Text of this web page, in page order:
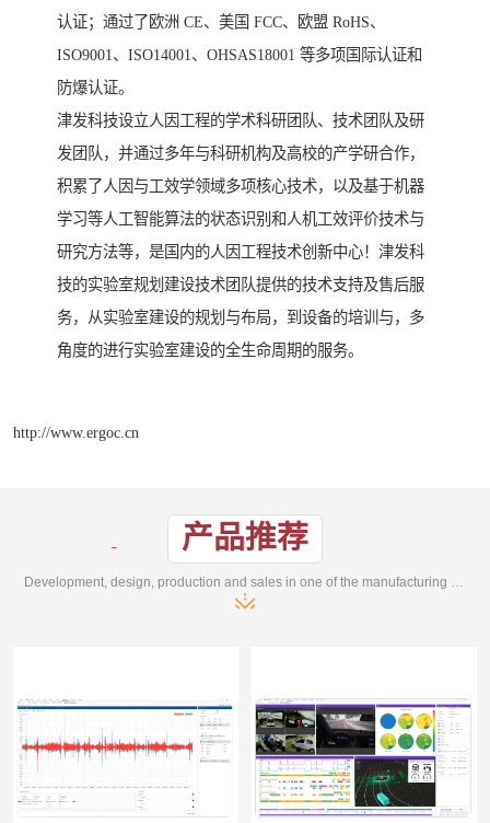
认证；通过了欧洲 CE、美国 FCC、欧盟 RoHS、
ISO9001、ISO14001、OHSAS18001 等多项国际认证和
防爆认证。
津发科技设立人因工程的学术科研团队、技术团队及研
发团队，并通过多年与科研机构及高校的产学研合作，
积累了人因与工效学领域多项核心技术，以及基于机器
学习等人工智能算法的状态识别和人机工效评价技术与
研究方法等，是国内的人因工程技术创新中心！津发科
技的实验室规划建设技术团队提供的技术支持及售后服
务，从实验室建设的规划与布局，到设备的培训与，多
角度的进行实验室建设的全生命周期的服务。
http://www.ergoc.cn
产品推荐